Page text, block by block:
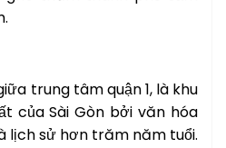
trung tâm quận 1, là khu
của Sài Gòn bởi văn hóa
lịch sử hơn trăm năm tuổi.